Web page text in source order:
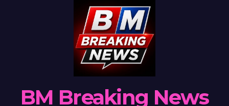
BM Breaking News